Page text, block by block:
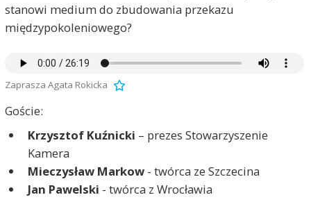
stanowi medium do zbudowania przekazu
międzypokoleniowego?
Zaprasza Agata Rokicka
Goście:
Krzysztof Kuźnicki – prezes Stowarzyszenie
Kamera
Mieczysław Markow- twórca ze Szczecina
Jan Pawelski - twórca z Wrocławia